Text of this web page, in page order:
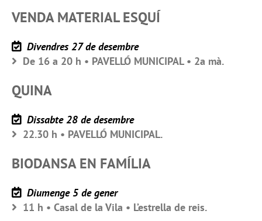
VENDA MATERIAL ESQUÍ
Divendres 27 de desembre
De 16 a 20 h • PAVELLÓ MUNICIPAL • 2a mà.
QUINA
Dissabte 28 de desembre
22.30 h • PAVELLÓ MUNICIPAL.
BIODANSA EN FAMÍLIA
Diumenge 5 de gener
11 h • Casal de la Vila • L’estrella de reis.